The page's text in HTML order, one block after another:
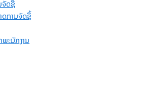
ດຊື້
ດການຈັດຊື້
ະນັກງານ